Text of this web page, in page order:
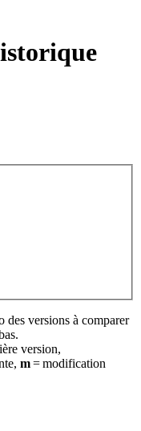
des versions à comparer
version,
m= modification